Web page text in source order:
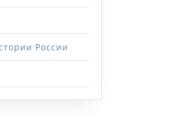
России